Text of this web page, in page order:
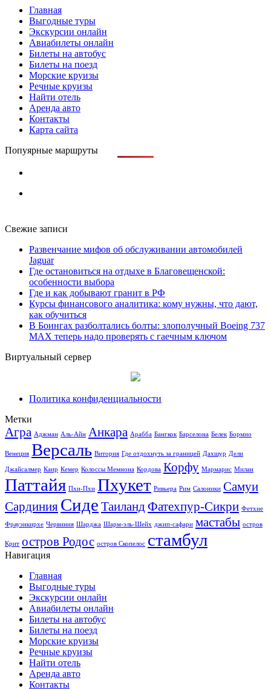
Главная
Выгодные туры
Экскурсии онлайн
Авиабилеты онлайн
Билеты на автобус
Билеты на поезд
Морские круизы
Речные круизы
Найти отель
Аренда авто
Контакты
Карта сайта
Попуярные маршруты
Свежие записи
Развенчание мифов об обслуживании автомобилей
Jaguar
Где остановиться на отдыхе в Благовещенской:
особенности выбора
Где и как добывают гранит в РФ
Курсы финансового аналитика: кому нужны, что дают,
как обучиться
В Боингах разболтались болты: злополучный Boeing 737
MAX теперь надо проверять с гаечным ключом
Виртуальный сервер
Политика конфиденциальности
Метки
Агра Аджман Аль-Айн Анкара Арабба Бангкок Барселона Белек Бормио
Венеция Версаль Витория Где отдохнуть за границей Дахшур Дели
Джайсалмер Каир Кемер Колоссы Мемнона Кордова Корфу Мармарис Милан
Паттайя Пхи-Пхи Пхукет Ривьера Рим Салоники Самуи
Сардиния Сиде ТаиландФатехпур-Сикри Фетхие
Фрауэнкирхе Червиния Шарджа Шарм-эль-Шейх джип-сафари мастабы остров
Крит остров Родос остров Скопелос стамбул
Навигация
Главная
Выгодные туры
Экскурсии онлайн
Авиабилеты онлайн
Билеты на автобус
Билеты на поезд
Морские круизы
Речные круизы
Найти отель
Аренда авто
Контакты